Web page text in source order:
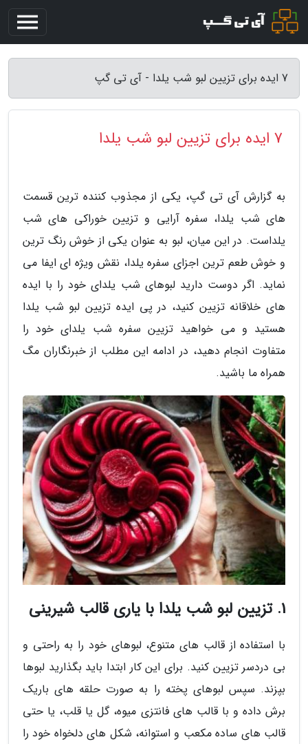
7 ایده برای تزیین لبو شب یلدا - آی تی گپ
7 ایده برای تزیین لبو شب یلدا
به گزارش آی تی گپ، یکی از مجذوب کننده ترین قسمت
های شب یلدا، سفره آرایی و تزیین خوراکی های شب
یلداست. در این میان، لبو به عنوان یکی از خوش رنگ ترین
و خوش طعم ترین اجزای سفره یلدا، نقش ویژه ای ایفا می
نماید. اگر دوست دارید لبوهای شب یلدای خود را با ایده
های خلاقانه تزیین کنید، در پی ایده تزیین لبو شب یلدا
هستید و می خواهید تزیین سفره شب یلدای خود را
متفاوت انجام دهید، در ادامه این مطلب از خبرنگاران مگ
همراه ما باشید.
1. تزیین لبو شب یلدا با یاری قالب شیرینی
با استفاده از قالب های متنوع، لبوهای خود را به راحتی و
بی دردسر تزیین کنید. برای این کار ابتدا باید بگذارید لبوها
بپزند. سپس لبوهای پخته را به صورت حلقه های باریک
برش داده و با قالب های فانتزی میوه، گل یا قلب، یا حتی
قالب های ساده مکعب و استوانه، شکل های دلخواه خود را